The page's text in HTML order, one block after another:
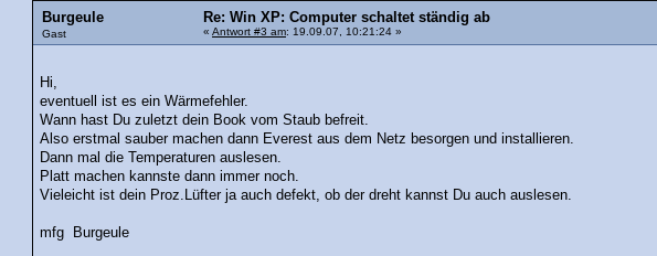
Burgeule
Gast
Re: Win XP: Computer schaltet ständig ab
« Antwort #3 am: 19.09.07, 10:21:24 »
Hi,
eventuell ist es ein Wärmefehler.
Wann hast Du zuletzt dein Book vom Staub befreit.
Also erstmal sauber machen dann Everest aus dem Netz besorgen und installieren.
Dann mal die Temperaturen auslesen.
Platt machen kannste dann immer noch.
Vieleicht ist dein Proz.Lüfter ja auch defekt, ob der dreht kannst Du auch auslesen.
mfg Burgeule